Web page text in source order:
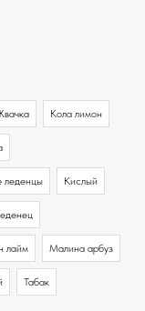
Кола лимон
леденцы Кислый
лайм Малина арбуз
Табак